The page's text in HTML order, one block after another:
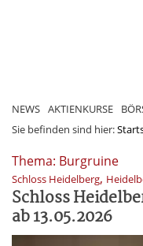
NEWS AKTIENKURSE
Sie befinden sind hier:
Thema: Burgruine
Schloss Heidelberg,
Schloss
ab 13.05.2026